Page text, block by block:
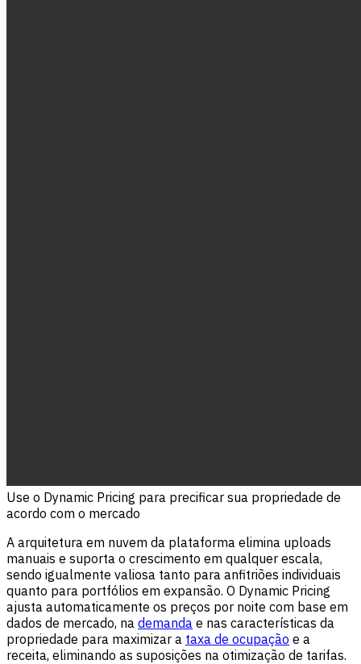
Use o Dynamic Pricing para precificar sua propriedade de
acordo com o mercado
A arquitetura em nuvem da plataforma elimina uploads
manuais e suporta o crescimento em qualquer escala,
sendo igualmente valiosa tanto para anfitriões individuais
quanto para portfólios em expansão. O Dynamic Pricing
ajusta automaticamente os preços por noite com base em
dados de mercado, na demanda e nas características da
propriedade para maximizar a taxa de ocupação e a
receita, eliminando as suposições na otimização de tarifas.